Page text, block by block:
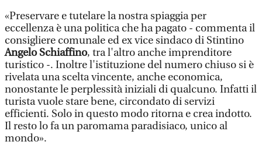
«Preservare e tutelare la nostra spiaggia per
eccellenza è una politica che ha pagato - commenta il
consigliere comunale ed ex vice sindaco di Stintino
Angelo Schiaffino, tra l'altro anche imprenditore
turistico -. Inoltre l'istituzione del numero chiuso si è
rivelata una scelta vincente, anche economica,
nonostante le perplessità iniziali di qualcuno. Infatti il
turista vuole stare bene, circondato di servizi
efficienti. Solo in questo modo ritorna e crea indotto.
Il resto lo fa un paromama paradisiaco, unico al
mondo».